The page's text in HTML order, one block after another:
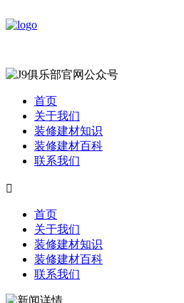
首页
关于我们
装修建材知识
装修建材百科
联系我们

首页
关于我们
装修建材知识
装修建材百科
联系我们